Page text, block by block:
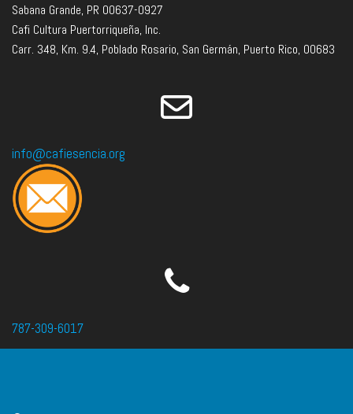
Sabana Grande, PR 00637-0927
Cafi Cultura Puertorriqueña, Inc.
Carr. 348, Km. 9.4, Poblado Rosario, San Germán, Puerto Rico, 00683
info@cafiesencia.org
787-309-6017